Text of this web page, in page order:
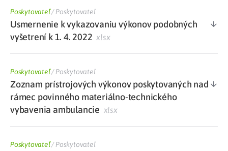
Poskytovateľ/Poskytovateľ
Usmernenie k vykazovaniu výkonov podobných
vyšetrení k 1. 4. 2022 xlsx
Poskytovateľ/Poskytovateľ
Zoznam prístrojových výkonov poskytovaných nad
rámec povinného materiálno-technického
vybavenia ambulancie xlsx
Poskytovateľ/Poskytovateľ